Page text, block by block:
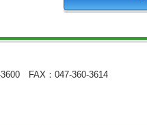
FAX：047-360-3614